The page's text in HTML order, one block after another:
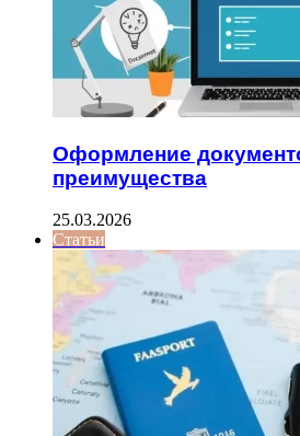
Оформление
преимущества
25.03.2026
Статьи